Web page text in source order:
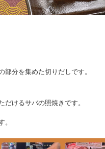
分を集めた切りだしです。
けるサバの照焼きです。
。